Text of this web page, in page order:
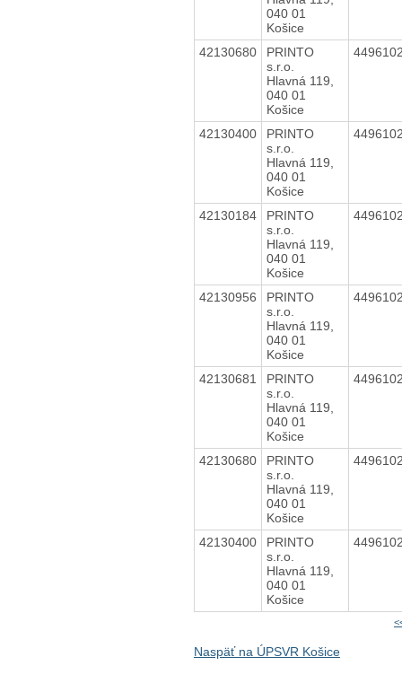
040 01
Košice
42130680
PRINTO
s.r.o.
Hlavná 119,
040 01
Košice
42130400
PRINTO
s.r.o.
Hlavná 119,
040 01
Košice
42130184
PRINTO
s.r.o.
Hlavná 119,
040 01
Košice
42130956
PRINTO
s.r.o.
Hlavná 119,
040 01
Košice
42130681
PRINTO
s.r.o.
Hlavná 119,
040 01
Košice
42130680
PRINTO
s.r.o.
Hlavná 119,
040 01
Košice
42130400
PRINTO
s.r.o.
Hlavná 119,
040 01
Košice
Naspäť na ÚPSVR Košice